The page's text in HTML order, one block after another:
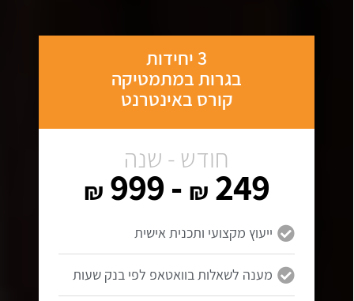
3 יחידות
בגרות במתמטיקה
קורס באינטרנט
חודש - שנה
249
₪
- 999
₪
ייעוץ מקצועי ותכנית אישית
מענה לשאלות בוואטאפ לפי בנק שעות